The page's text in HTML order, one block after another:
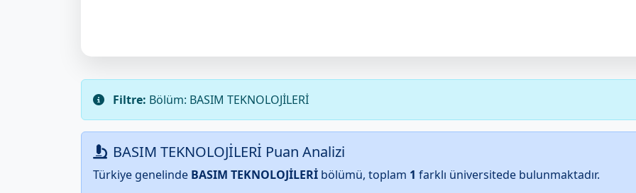
Filtre: Bölüm: BASIM TEKNOLOJİLERİ
BASIM TEKNOLOJİLERİ Puan Analizi
Türkiye genelinde BASIM TEKNOLOJİLERİ bölümü, toplam 1 farklı üniversitede bulunmaktadır.